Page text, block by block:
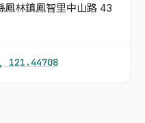
林鎮鳳智里中山路 43
121.44708